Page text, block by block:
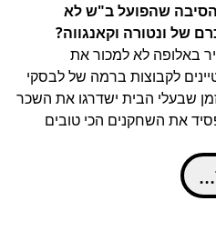
הסיבה שהפועל ב"ש לא
של ונטורה וקאנגווה?
באלופה לא למכור את
לקבוצות ברמה של לבסקי
שבעלי הבית ישדרגו את השכר
את השחקנים הכי טובים